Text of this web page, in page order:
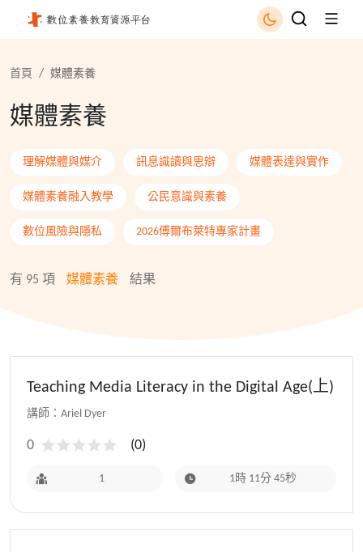
首頁 媒體素養
媒體素養
理解媒體與媒介 訊息識讀與思辯 媒體表達與實作
媒體素養融入教學 公民意識與素養
數位風險與隱私 2026傅爾布萊特專家計畫
有 95 項 媒體素養 結果
Teaching Media Literacy in the Digital Age(上)
講師：Ariel Dyer
0 (0)
1 1時 11分 45秒